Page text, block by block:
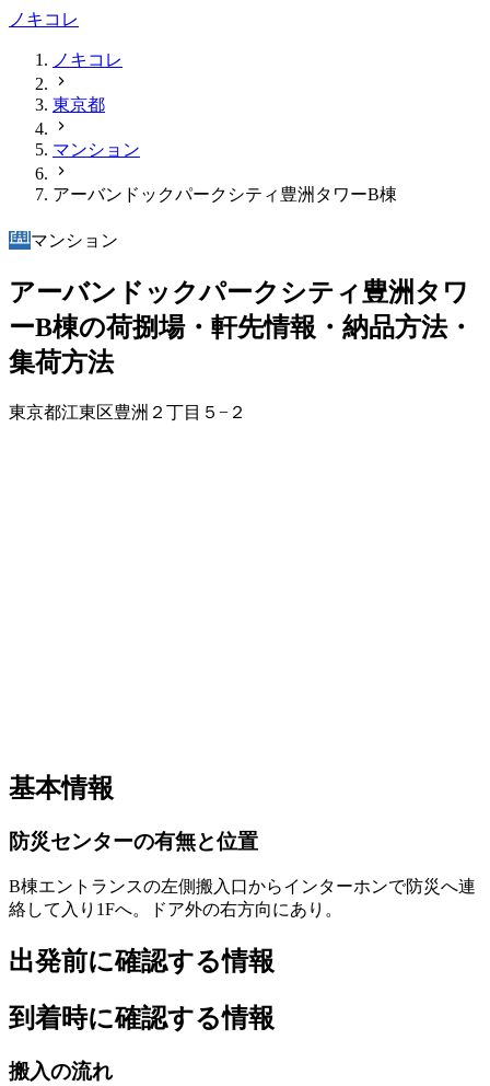
ノキコレ
ノキコレ
東京都
マンション
アーバンドックパークシティ豊洲タワーB棟
マンション
アーバンドックパークシティ豊洲タワ
ーB棟の荷捌場・軒先情報・納品方法・
集荷方法
東京都江東区豊洲２丁目５−２
基本情報
防災センターの有無と位置
B棟エントランスの左側搬入口からインターホンで防災へ連
絡して入り1Fへ。ドア外の右方向にあり。
出発前に確認する情報
到着時に確認する情報
搬入の流れ